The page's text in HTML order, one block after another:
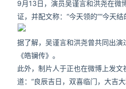
9月13日，演员吴谨言和洪尧在微
证，并配文称：“今天领的”“今天结
据了解，吴谨言和洪尧曾共同出演
《皓镧传》。
此外，制片人于正也在微博上发
道：“良辰吉日，双喜临门，大吉